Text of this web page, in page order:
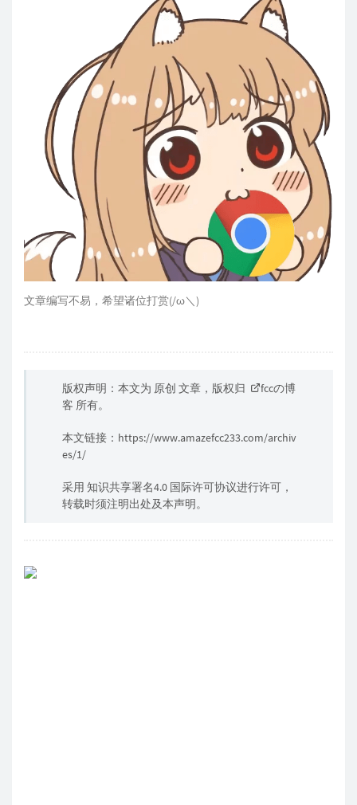
文章编写不易，希望诸位打赏(/ω＼)
版权声明：本文为 原创 文章，版权归
fccの博
客 所有。
本文链接： https://www.amazefcc233.com/archiv
es/1/
采用 知识共享署名4.0 国际许可协议进行许可，
转载时须注明出处及本声明。